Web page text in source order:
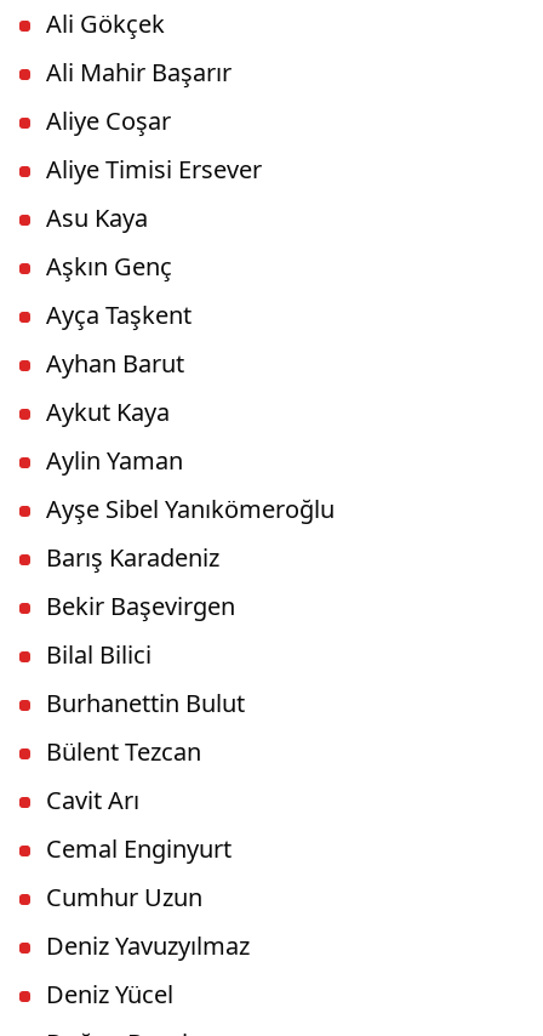
Ali Gökçek
Ali Mahir Başarır
Aliye Coşar
Aliye Timisi Ersever
Asu Kaya
Aşkın Genç
Ayça Taşkent
Ayhan Barut
Aykut Kaya
Aylin Yaman
Ayşe Sibel Yanıkömeroğlu
Barış Karadeniz
Bekir Başevirgen
Bilal Bilici
Burhanettin Bulut
Bülent Tezcan
Cavit Arı
Cemal Enginyurt
Cumhur Uzun
Deniz Yavuzyılmaz
Deniz Yücel